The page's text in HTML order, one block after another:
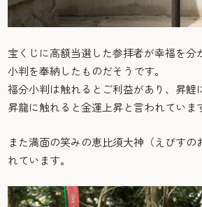
宝くじに高額当選した参拝者が幸福を分
小判を奉納したものだそうです。
福分小判は触れるとご利益があり、昇鯉
昇龍に触れると金運上昇と言われていま
また満面の笑みの恵比須大神（えびすの
れています。